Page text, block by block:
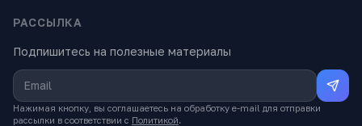
РАССЫЛКА
Подпишитесь на полезные материалы
Нажимая кнопку, вы соглашаетесь на обработку e-mail для отправки
рассылки в соответствии с Политикой.